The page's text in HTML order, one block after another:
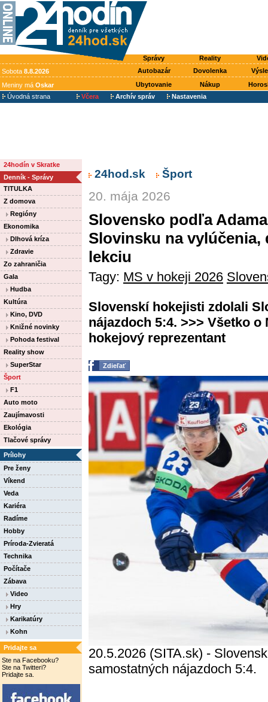
Správy Reality
Sobota 8.8.2026 Autobazár Dovolenka
Meniny má Oskar Ubytovanie Nákup
Úvodná strana
Včera Archív správ Nastavenia
24hodín v Skratke
Denník - Správy
TITULKA
Z domova
Regióny
Ekonomika
Dlhová kríza
Zdravie
Zo zahraničia
Gala
Hudba
Kultúra
Kino, DVD
Knižné novinky
Pohoda festival
Reality show
SuperStar
Šport
F1
Auto moto
Zaujímavosti
Ekológia
Tlačové správy
Prílohy
Pre ženy
Víkend
Veda
Kariéra
Radíme
Hobby
Príroda-Zvieratá
Technika
Počítače
Zábava
Video
Hry
Karikatúry
Kohn
Pridajte sa
Ste na Facebooku?
Ste na Twitteri?
Pridajte sa.
24hod.sk Šport
20. mája 2026
Slovensko podľa
Slovinsku na vylúčenia,
lekciu
Tagy: MS v hokeji 2026
Slovenskí hokejisti zdolali
nájazdoch 5:4. >>> Všetko
hokejový reprezentant
Zdieľať
20.5.2026 (SITA.sk) -
samostatných nájazdoch 5:4.